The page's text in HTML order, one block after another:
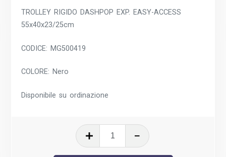
TROLLEY RIGIDO DASHPOP EXP. EASY-ACCESS
55x40x23/25cm
CODICE: MG500419
COLORE: Nero
Disponibile su ordinazione
DashPop
Espandibile